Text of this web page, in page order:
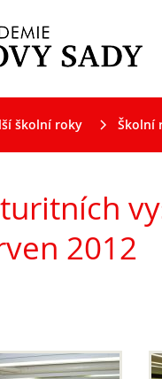
školní roky Školní
2012